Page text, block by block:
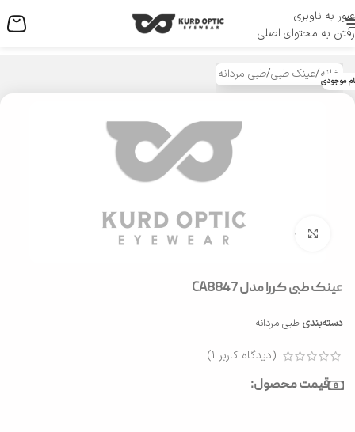
عبور به ناوبری
رفتن به محتوای اصلی
منو
خانه/عینک طبی/طبی مردانه موجودی
بزرگنمایی تصویر
عینک طبی کررا مدل CA8847
دسته‌بندی طبی مردانه
(دیدگاه کاربر 1
)
قیمت محصول: